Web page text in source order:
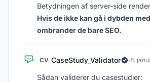
Betydningen af server-side
Hvis de ikke kan gå i dybden
ombrander de bare SEO.
CV CaseStudy_Validator ·8.
Sådan validerer du casestudier: